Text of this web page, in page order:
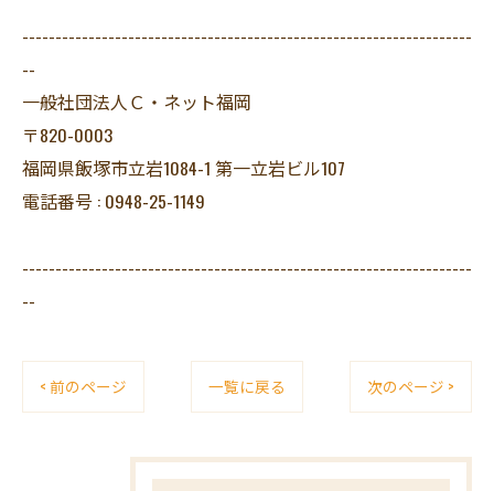
--------------------------------------------------------------------
--
一般社団法人Ｃ・ネット福岡
〒820-0003
福岡県飯塚市立岩1084-1 第一立岩ビル107
電話番号 : 0948-25-1149
--------------------------------------------------------------------
--
< 前のページ 一覧に戻る 次のページ >